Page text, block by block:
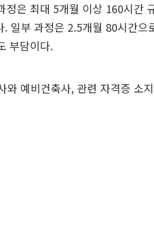
은 최대 5개월 이상 160시간
일부 과정은 2.5개월 80시간으
부담이다.
예비건축사, 관련 자격증 소